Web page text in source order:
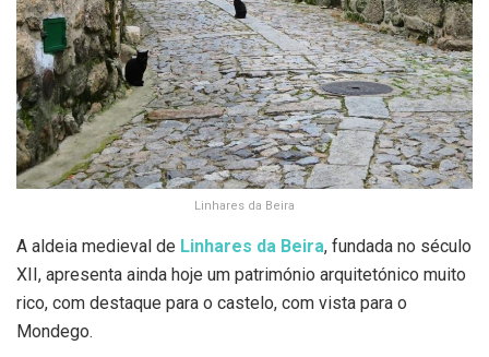
Linhares da Beira
A aldeia medieval de Linhares da Beira, fundada no século
XII, apresenta ainda hoje um património arquitetónico muito
rico, com destaque para o castelo, com vista para o
Mondego.